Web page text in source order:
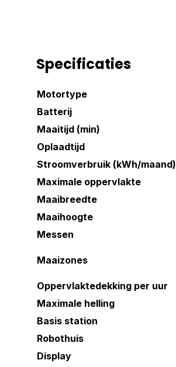
Specificaties
Motortype
Batterij
Maaitijd (min)
Oplaadtijd
Stroomverbruik (kWh/maand)
Maximale oppervlakte
Maaibreedte
Maaihoogte
Messen
Maaizones
Oppervlaktedekking per uur
Maximale helling
Basis station
Robothuis
Display